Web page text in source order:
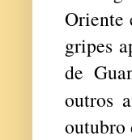
Oriente
gripes
de
outros
outubro